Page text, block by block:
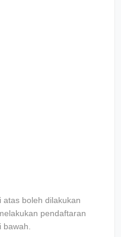
boleh dilakukan
pendaftaran